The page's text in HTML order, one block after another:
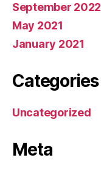
September 2022
May 2021
January 2021
Categories
Uncategorized
Meta